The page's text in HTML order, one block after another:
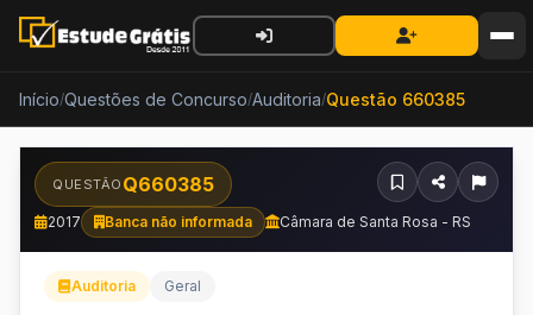
Início/Questões de Concurso/Auditoria/Questão 660385
QUESTÃO Q660385
2017 Banca não informada Câmara de Santa Rosa - RS
Auditoria Geral